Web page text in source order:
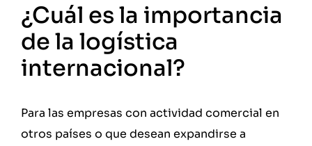
¿Cuál es la importancia
de la logística
internacional?
Para las empresas con actividad comercial en
otros países o que desean expandirse a